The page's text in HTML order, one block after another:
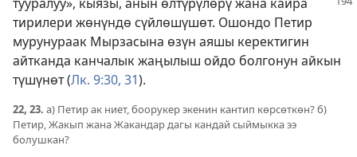
тирилери жөнүндө сүйлөшүшөт. Ошондо Петир
мурунураак Мырзасына өзүн аяшы керектигин
айтканда канчалык жаңылыш ойдо болгонун айкын
түшүнөт (Лк. 9:30, 31).
22, 23. а) Петир ак ниет, боорукер экенин кантип көрсөткөн? б)
Петир, Жакып жана Жакандар дагы кандай сыймыкка ээ
болушкан?